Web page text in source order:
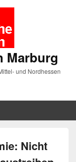
Marburg
und Nordhessen
Nicht